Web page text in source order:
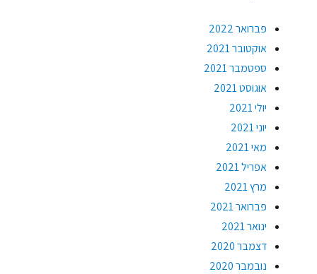
פברואר 2022
אוקטובר 2021
ספטמבר 2021
אוגוסט 2021
יולי 2021
יוני 2021
מאי 2021
אפריל 2021
מרץ 2021
פברואר 2021
ינואר 2021
דצמבר 2020
נובמבר 2020